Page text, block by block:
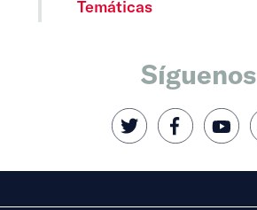
Temáticas
Síguenos